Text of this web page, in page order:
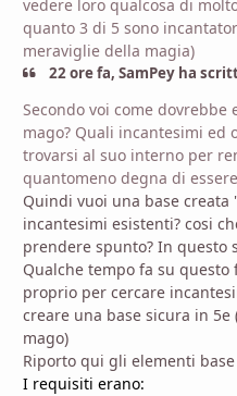
vedere loro qualcosa di
quanto 3 di 5 sono
meraviglie della magia)
22 ore fa, SamPey ha
Secondo voi come dovrebbe
mago? Quali incantesimi
trovarsi al suo interno per
quantomeno degna di
Quindi vuoi una base
incantesimi esistenti? cosi
prendere spunto? In questo
Qualche tempo fa su
proprio per cercare
creare una base sicura in
mago)
Riporto qui gli elementi
I requisiti erano: